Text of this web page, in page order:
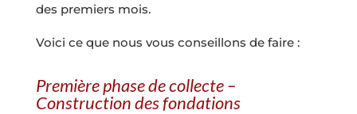
des premiers mois.
Voici ce que nous vous conseillons de faire :
Première phase de collecte –
Construction des fondations